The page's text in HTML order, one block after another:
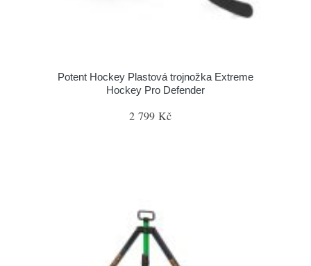
Potent Hockey Plastová trojnožka Extreme
Hockey Pro Defender
2 799 Kč